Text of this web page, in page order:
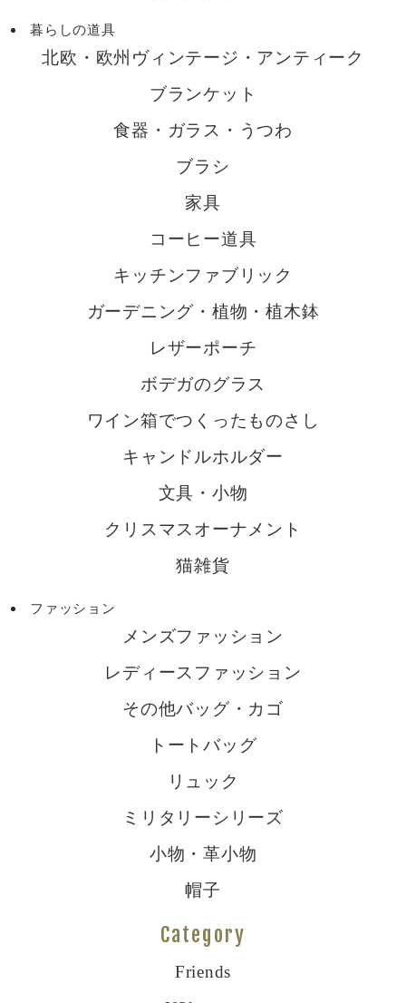
暮らしの道具
北欧・欧州ヴィンテージ・アンティーク
ブランケット
食器・ガラス・うつわ
ブラシ
家具
コーヒー道具
キッチンファブリック
ガーデニング・植物・植木鉢
レザーポーチ
ボデガのグラス
ワイン箱でつくったものさし
キャンドルホルダー
文具・小物
クリスマスオーナメント
猫雑貨
ファッション
メンズファッション
レディースファッション
その他バッグ・カゴ
トートバッグ
リュック
ミリタリーシリーズ
小物・革小物
帽子
Category
Friends